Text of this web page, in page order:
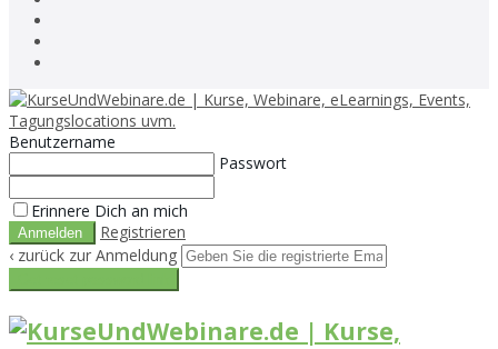
Benutzername
Passwort
Erinnere Dich an mich
Registrieren
‹ zurück zur Anmeldung